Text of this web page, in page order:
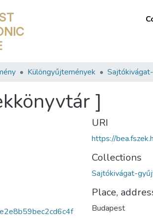
Különgyűjtemények
]
URI
https://
Collections
Sajtókivágat-
Place,
Budapest